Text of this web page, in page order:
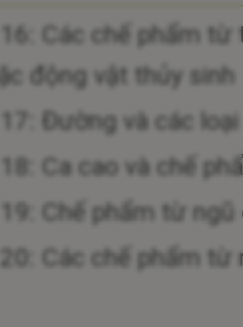
Các chế phẩm
động vật thủy
Đường và các
Ca cao và chế
Chế phẩm từ
Các chế phẩm từ